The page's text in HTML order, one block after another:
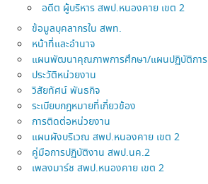
อดีต ผู้บริหาร สพป.หนองคาย เขต 2
ข้อมูลบุคลากรใน สพท.
หน้าที่และอำนาจ
แผนพัฒนาคุณภาพการศึกษา/แผนปฏิบัติการ
ประวัติหน่วยงาน
วิสัยทัศน์ พันธกิจ
ระเบียบกฎหมายที่เกี่ยวข้อง
การติดต่อหน่วยงาน
แผนผังบริเวณ สพป.หนองคาย เขต 2
คู่มือการปฏิบัติงาน สพป.นค.2
เพลงมาร์ช สพป.หนองคาย เขต 2